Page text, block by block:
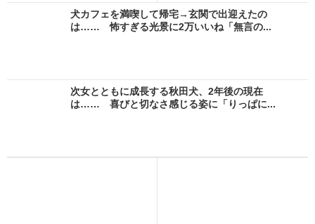
犬カフェを満喫して帰宅→玄関で出迎えたの
は…… 怖すぎる光景に2万いいね「無言の...
次女とともに成長する秋田犬、2年後の現在
は…… 喜びと切なさ感じる姿に「りっぱに...